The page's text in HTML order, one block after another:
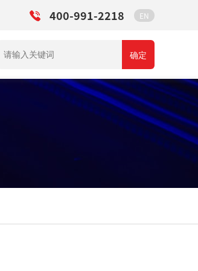
400-991-2218 EN
确定